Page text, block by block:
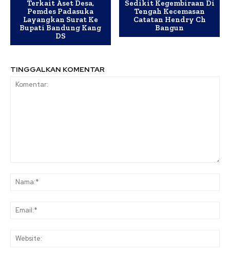
Terkait Aset Desa,
Pemdes Padasuka
Layangkan Surat Ke
Bupati Bandung Kang
DS
Sedikit Kegembiraan Di
Tengah Kecemasan
Catatan Hendry Ch
Bangun
TINGGALKAN KOMENTAR